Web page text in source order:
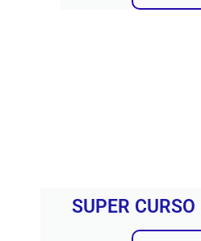
SUPER